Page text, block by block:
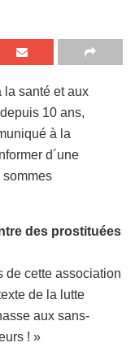
la santé et aux
10 ans,
à la
d´une
des prostituées
de cette association
de la lutte
aux sans-
! »